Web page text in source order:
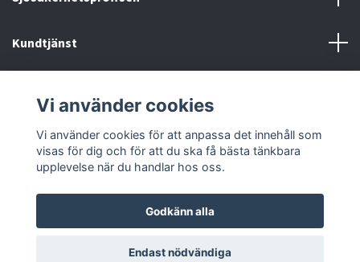
Kundtjänst
Sociala medier
© 2026 Sjösäkerhetsproffsen
Vi använder cookies
Vi använder cookies för att anpassa det innehåll som
visas för dig och för att du ska få bästa tänkbara
upplevelse när du handlar hos oss.
Godkänn alla
Endast nödvändiga